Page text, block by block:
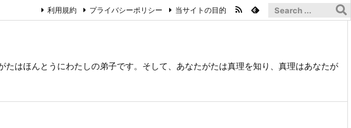
はほんとうにわたしの弟子です。そして、あなたがたは真理を知り、真理はあなたが
利用規約 プライバシーポリシー 当サイトの目的